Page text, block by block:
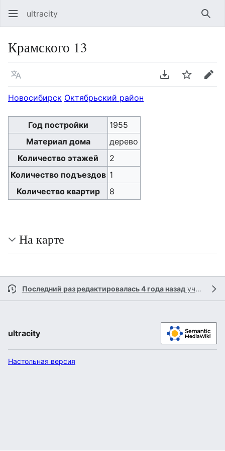
ultracity
Крамского 13
Язык Скачать PDF
Следить
Новосибирск Октябрьский район
Год постройки
1955
Материал дома
дерево
Количество этажей
2
Количество подъездов 1
Количество квартир
8
На карте
Последний раз редактировалась 4 года назадучастником
ultracity
Настольная версия